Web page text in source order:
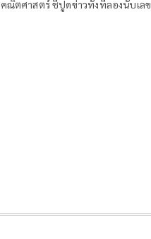
คณิตศาสตร์ ชี้ปูดข่าวทั้งทีลองนับเลขเก้าอี้ สส. ก่อน ย้ำ